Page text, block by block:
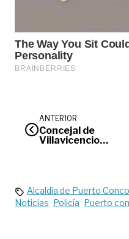
ANTERIOR
Concejal de
Villavicencio
Alcaldía de Puerto
Noticias Policía Puerto